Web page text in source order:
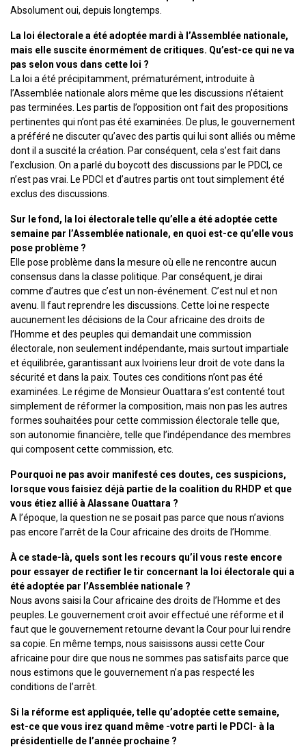
Absolument oui, depuis longtemps.
La loi électorale a été adoptée mardi à l’Assemblée nationale,
mais elle suscite énormément de critiques. Qu’est-ce qui ne va
pas selon vous dans cette loi ?
La loi a été précipitamment, prématurément, introduite à
l’Assemblée nationale alors même que les discussions n’étaient
pas terminées. Les partis de l’opposition ont fait des propositions
pertinentes qui n’ont pas été examinées. De plus, le gouvernement
a préféré ne discuter qu’avec des partis qui lui sont alliés ou même
dont il a suscité la création. Par conséquent, cela s’est fait dans
l’exclusion. On a parlé du boycott des discussions par le PDCI, ce
n’est pas vrai. Le PDCI et d’autres partis ont tout simplement été
exclus des discussions.
Sur le fond, la loi électorale telle qu’elle a été adoptée cette
semaine par l’Assemblée nationale, en quoi est-ce qu’elle vous
pose problème ?
Elle pose problème dans la mesure où elle ne rencontre aucun
consensus dans la classe politique. Par conséquent, je dirai
comme d’autres que c’est un non-événement. C’est nul et non
avenu. Il faut reprendre les discussions. Cette loi ne respecte
aucunement les décisions de la Cour africaine des droits de
l’Homme et des peuples qui demandait une commission
électorale, non seulement indépendante, mais surtout impartiale
et équilibrée, garantissant aux Ivoiriens leur droit de vote dans la
sécurité et dans la paix. Toutes ces conditions n’ont pas été
examinées. Le régime de Monsieur Ouattara s’est contenté tout
simplement de réformer la composition, mais non pas les autres
formes souhaitées pour cette commission électorale telle que,
son autonomie financière, telle que l’indépendance des membres
qui composent cette commission, etc.
Pourquoi ne pas avoir manifesté ces doutes, ces suspicions,
lorsque vous faisiez déjà partie de la coalition du RHDP et que
vous étiez allié à Alassane Ouattara ?
A l’époque, la question ne se posait pas parce que nous n’avions
pas encore l’arrêt de la Cour africaine des droits de l’Homme.
À ce stade-là, quels sont les recours qu’il vous reste encore
pour essayer de rectifier le tir concernant la loi électorale qui a
été adoptée par l’Assemblée nationale ?
Nous avons saisi la Cour africaine des droits de l’Homme et des
peuples. Le gouvernement croit avoir effectué une réforme et il
faut que le gouvernement retourne devant la Cour pour lui rendre
sa copie. En même temps, nous saisissons aussi cette Cour
africaine pour dire que nous ne sommes pas satisfaits parce que
nous estimons que le gouvernement n’a pas respecté les
conditions de l’arrêt.
Si la réforme est appliquée, telle qu’adoptée cette semaine,
est-ce que vous irez quand même -votre parti le PDCI- à la
présidentielle de l’année prochaine ?